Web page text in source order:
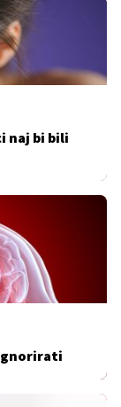
naj bi bili